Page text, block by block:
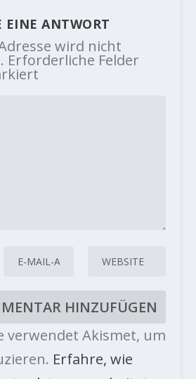
EINE ANTWORT
wird nicht
Erforderliche Felder
verwendet Akismet, um
Erfahre, wie